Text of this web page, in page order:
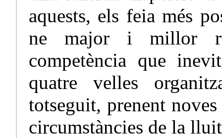
aquests, els feia més
ne major i millor
competència que
quatre velles
totseguit, prenent
circumstàncies de la